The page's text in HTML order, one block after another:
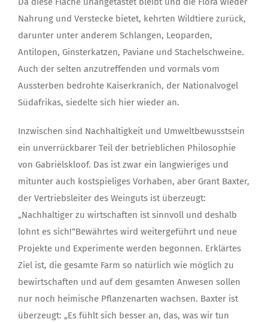
Nahrung und Verstecke bietet, kehrten Wildtiere zurück,
darunter unter anderem Schlangen, Leoparden,
Antilopen, Ginsterkatzen, Paviane und Stachelschweine.
Auch der selten anzutreffenden und vormals vom
Aussterben bedrohte Kaiserkranich, der Nationalvogel
Südafrikas, siedelte sich hier wieder an.
Inzwischen sind Nachhaltigkeit und Umweltbewusstsein
ein unverrückbarer Teil der betrieblichen Philosophie
von Gabriëlskloof. Das ist zwar ein langwieriges und
mitunter auch kostspieliges Vorhaben, aber Grant Baxter,
der Vertriebsleiter des Weinguts ist überzeugt:
„Nachhaltiger zu wirtschaften ist sinnvoll und deshalb
lohnt es sich!“Bewährtes wird weitergeführt und neue
Projekte und Experimente werden begonnen. Erklärtes
Ziel ist, die gesamte Farm so natürlich wie möglich zu
bewirtschaften und auf dem gesamten Anwesen sollen
nur noch heimische Pflanzenarten wachsen. Baxter ist
überzeugt: „Es fühlt sich besser an, das, was wir tun